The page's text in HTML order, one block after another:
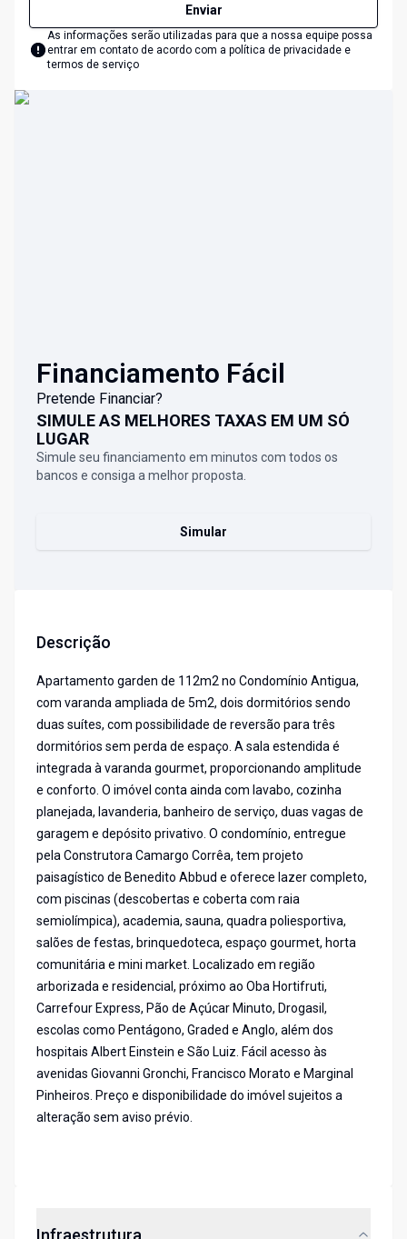
Enviar
As informações serão utilizadas para que a nossa equipe possa
entrar em contato de acordo com a política de privacidade e
termos de serviço
Financiamento Fácil
Pretende Financiar?
SIMULE AS MELHORES TAXAS EM UM SÓ
LUGAR
Simule seu financiamento em minutos com todos os
bancos e consiga a melhor proposta.
Simular
Descrição
Apartamento garden de 112m2 no Condomínio Antigua,
com varanda ampliada de 5m2, dois dormitórios sendo
duas suítes, com possibilidade de reversão para três
dormitórios sem perda de espaço. A sala estendida é
integrada à varanda gourmet, proporcionando amplitude
e conforto. O imóvel conta ainda com lavabo, cozinha
planejada, lavanderia, banheiro de serviço, duas vagas de
garagem e depósito privativo. O condomínio, entregue
pela Construtora Camargo Corrêa, tem projeto
paisagístico de Benedito Abbud e oferece lazer completo,
com piscinas (descobertas e coberta com raia
semiolímpica), academia, sauna, quadra poliesportiva,
salões de festas, brinquedoteca, espaço gourmet, horta
comunitária e mini market. Localizado em região
arborizada e residencial, próximo ao Oba Hortifruti,
Carrefour Express, Pão de Açúcar Minuto, Drogasil,
escolas como Pentágono, Graded e Anglo, além dos
hospitais Albert Einstein e São Luiz. Fácil acesso às
avenidas Giovanni Gronchi, Francisco Morato e Marginal
Pinheiros. Preço e disponibilidade do imóvel sujeitos a
alteração sem aviso prévio.